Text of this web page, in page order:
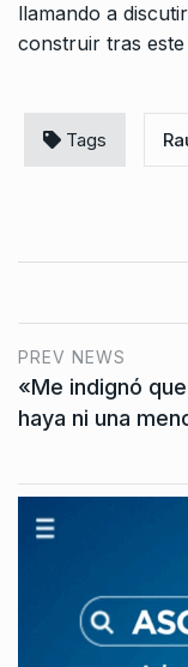
llamando a
construir tras este
Tags
PREV NEWS
«Me indignó
haya ni una